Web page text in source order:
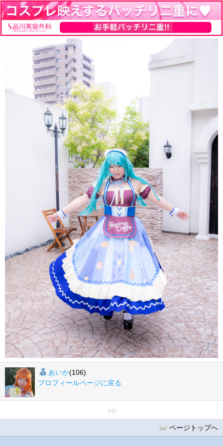
あいか(106)
プロフィールページに戻る
PR
ページトップへ